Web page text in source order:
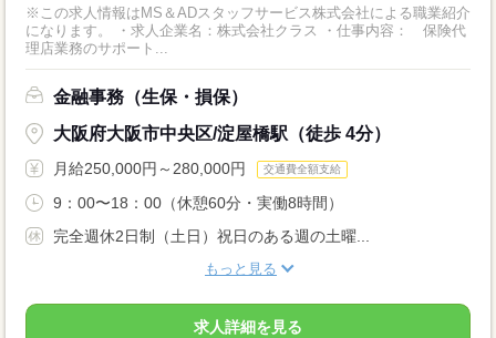
※この求人情報はMS＆ADスタッフサービス株式会社による職業紹介
になります。 ・求人企業名：株式会社クラス ・仕事内容： 保険代
理店業務のサポート...
金融事務（生保・損保）
大阪府大阪市中央区/淀屋橋駅（徒歩 4分）
月給250,000円～280,000円 交通費全額支給
9：00〜18：00（休憩60分・実働8時間）
完全週休2日制（土日）祝日のある週の土曜...
もっと見る
求人詳細を見る